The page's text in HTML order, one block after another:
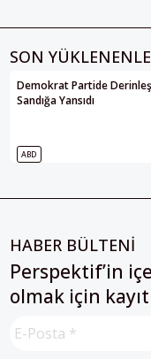
SON
Demokrat Partide
Sandığa Yansıdı
ABD
HABER BÜLTENİ
Perspektif’in
olmak için